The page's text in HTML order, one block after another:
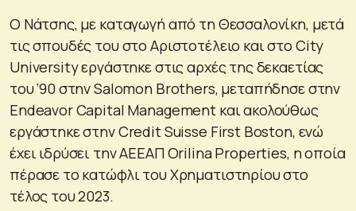
Ο Νάτσης, με καταγωγή από τη Θεσσαλονίκη, μετά
τις σπουδές του στο Αριστοτέλειο και στο City
University εργάστηκε στις αρχές της δεκαετίας
του ‘90 στην Salomon Brothers, μεταπήδησε στην
Endeavor Capital Management και ακολούθως
εργάστηκε στην Credit Suisse First Boston, ενώ
έχει ιδρύσει την ΑΕΕΑΠ Orilina Properties, η οποία
πέρασε το κατώφλι του Χρηματιστηρίου στο
τέλος του 2023.